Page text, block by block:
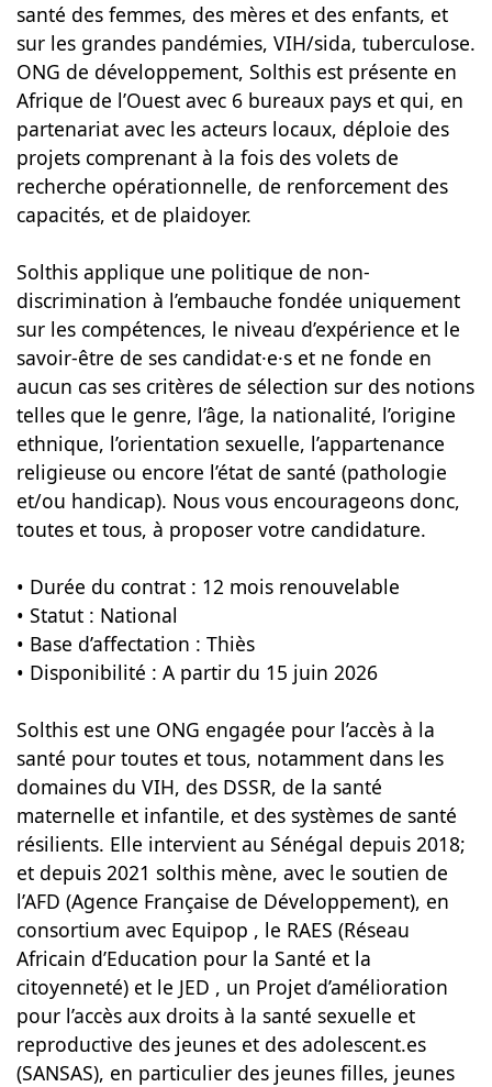
santé des femmes, des mères et des enfants, et
sur les grandes pandémies, VIH/sida, tuberculose.
ONG de développement, Solthis est présente en
Afrique de l’Ouest avec 6 bureaux pays et qui, en
partenariat avec les acteurs locaux, déploie des
projets comprenant à la fois des volets de
recherche opérationnelle, de renforcement des
capacités, et de plaidoyer.
Solthis applique une politique de non-
discrimination à l’embauche fondée uniquement
sur les compétences, le niveau d’expérience et le
savoir-être de ses candidat·e·s et ne fonde en
aucun cas ses critères de sélection sur des notions
telles que le genre, l’âge, la nationalité, l’origine
ethnique, l’orientation sexuelle, l’appartenance
religieuse ou encore l’état de santé (pathologie
et/ou handicap). Nous vous encourageons donc,
toutes et tous, à proposer votre candidature.
• Durée du contrat : 12 mois renouvelable
• Statut : National
• Base d’affectation : Thiès
• Disponibilité : A partir du 15 juin 2026
Solthis est une ONG engagée pour l’accès à la
santé pour toutes et tous, notamment dans les
domaines du VIH, des DSSR, de la santé
maternelle et infantile, et des systèmes de santé
résilients. Elle intervient au Sénégal depuis 2018;
et depuis 2021 solthis mène, avec le soutien de
l’AFD (Agence Française de Développement), en
consortium avec Equipop , le RAES (Réseau
Africain d’Education pour la Santé et la
citoyenneté) et le JED , un Projet d’amélioration
pour l’accès aux droits à la santé sexuelle et
reproductive des jeunes et des adolescent.es
(SANSAS), en particulier des jeunes filles, jeunes